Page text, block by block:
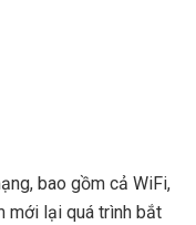
bao gồm cả WiFi,
mới lại quá trình bắt